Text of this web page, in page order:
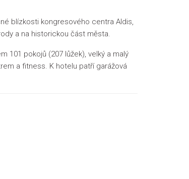
blízkosti kongresového centra Aldis,
a na historickou část města.
101 pokojů (207 lůžek), velký a malý
a fitness. K hotelu patří garážová